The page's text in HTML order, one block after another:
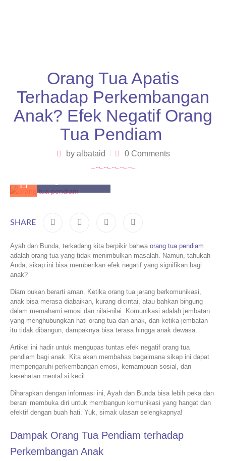
Orang Tua Apatis
Terhadap Perkembangan
Anak? Efek Negatif Orang
Tua Pendiam
by albataid 0 Comments
SHARE
Ayah dan Bunda, terkadang kita berpikir bahwa orang tua pendiam
adalah orang tua yang tidak menimbulkan masalah. Namun, tahukah
Anda, sikap ini bisa memberikan efek negatif yang signifikan bagi
anak?
Diam bukan berarti aman. Ketika orang tua jarang berkomunikasi,
anak bisa merasa diabaikan, kurang dicintai, atau bahkan bingung
dalam memahami emosi dan nilai-nilai. Komunikasi adalah jembatan
yang menghubungkan hati orang tua dan anak, dan ketika jembatan
itu tidak dibangun, dampaknya bisa terasa hingga anak dewasa.
Artikel ini hadir untuk mengupas tuntas efek negatif orang tua
pendiam bagi anak. Kita akan membahas bagaimana sikap ini dapat
mempengaruhi perkembangan emosi, kemampuan sosial, dan
kesehatan mental si kecil.
Diharapkan dengan informasi ini, Ayah dan Bunda bisa lebih peka dan
berani membuka diri untuk membangun komunikasi yang hangat dan
efektif dengan buah hati. Yuk, simak ulasan selengkapnya!
Dampak Orang Tua Pendiam terhadap
Perkembangan Anak